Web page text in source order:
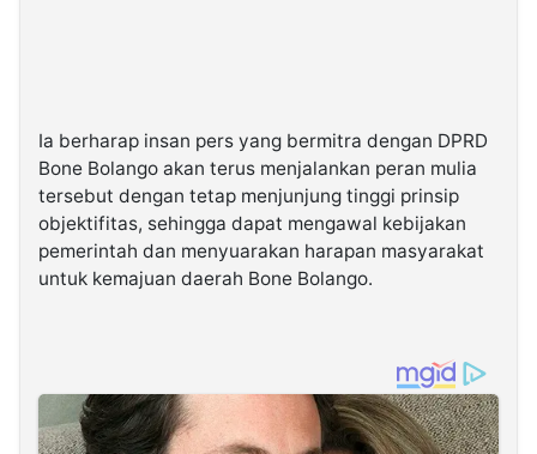
Ia berharap insan pers yang bermitra dengan DPRD
Bone Bolango akan terus menjalankan peran mulia
tersebut dengan tetap menjunjung tinggi prinsip
objektifitas, sehingga dapat mengawal kebijakan
pemerintah dan menyuarakan harapan masyarakat
untuk kemajuan daerah Bone Bolango.